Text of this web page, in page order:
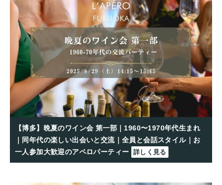
【博多】晩夏のワイン会 第一部｜1960〜1970年代生まれ
｜同年代の楽しい出会いと交流｜全員と会話スタイル｜お
一人参加大歓迎のアペロパーティー 詳しく見る